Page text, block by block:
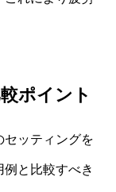
ポイント
セッティングを
と比較すべき